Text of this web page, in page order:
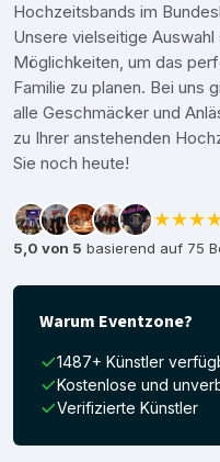
Hochzeitsbands im
Unsere vielseitige
Möglichkeiten, um das
Familie zu planen. Bei uns
alle Geschmäcker und
zu Ihrer anstehenden
Sie noch heute!
5,0 von 5 basierend auf 75
Warum Eventzone?
1487+ Künstler
Kostenlose und
Verifizierte Künstler